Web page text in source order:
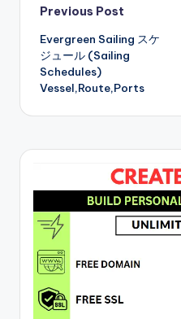
Post
navigation
Previous Post
Evergreen Sailing スケ
ジュール (Sailing
Schedules)
Vessel,Route,Ports